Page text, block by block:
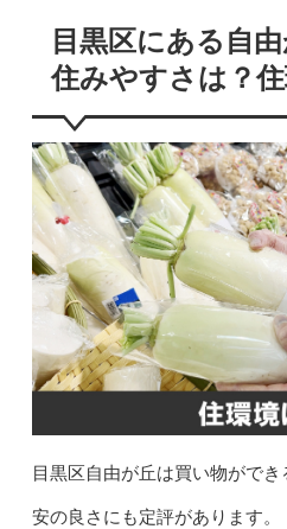
目黒区にある自
住みやすさは？
目黒区自由が丘は買い物がで
安の良さにも定評があります。